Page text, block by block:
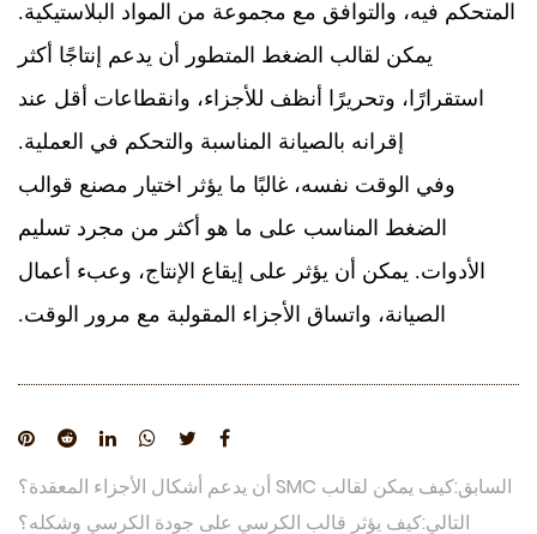
المتحكم فيه، والتوافق مع مجموعة من المواد البلاستيكية.
يمكن لقالب الضغط المتطور أن يدعم إنتاجًا أكثر
استقرارًا، وتحريرًا أنظف للأجزاء، وانقطاعات أقل عند
إقرانه بالصيانة المناسبة والتحكم في العملية.
وفي الوقت نفسه، غالبًا ما يؤثر اختيار مصنع قوالب
الضغط المناسب على ما هو أكثر من مجرد تسليم
الأدوات. يمكن أن يؤثر على إيقاع الإنتاج، وعبء أعمال
الصيانة، واتساق الأجزاء المقولبة مع مرور الوقت.
السابق:كيف يمكن لقالب SMC أن يدعم أشكال الأجزاء المعقدة؟
التالي:كيف يؤثر قالب الكرسي على جودة الكرسي وشكله؟